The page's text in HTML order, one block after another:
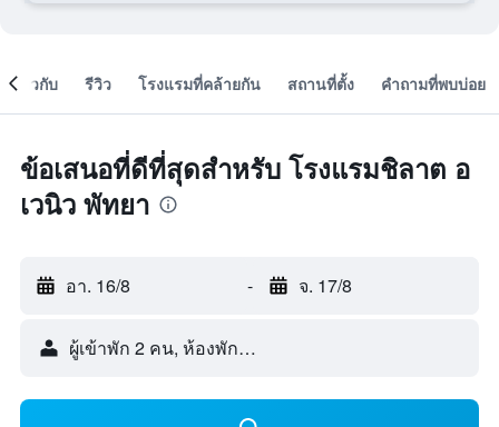
เกี่ยวกับ รีวิว โรงแรมที่คล้ายกัน สถานที่ตั้ง คำถามที่พบบ่อย
ข้อเสนอที่ดีที่สุดสำหรับ โรงแรมชิลาต อ
เวนิว พัทยา
อา. 16/8 - จ. 17/8
ผู้เข้าพัก 2 คน, ห้องพัก 1 ห้อง